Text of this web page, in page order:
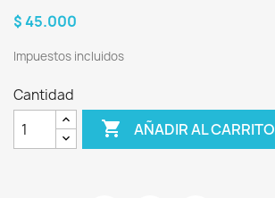
$ 45.000
Impuestos incluidos
Cantidad
 AÑADIR AL CARRITO